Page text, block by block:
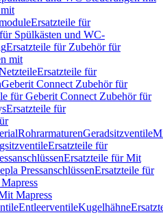
Ersatzteile für
Spülkästen und WC-
Ersatzteile für Zubehör für
mit
Ersatzteile für
Geberit Connect Zubehör für
für Geberit Connect Zubehör für
Ersatzteile für
RohrarmaturenGeradsitzventile
Ersatzteile für
Ersatzteile für Mit
PressanschlüssenErsatzteile für
Mapress
EntleerventileKugelhähne